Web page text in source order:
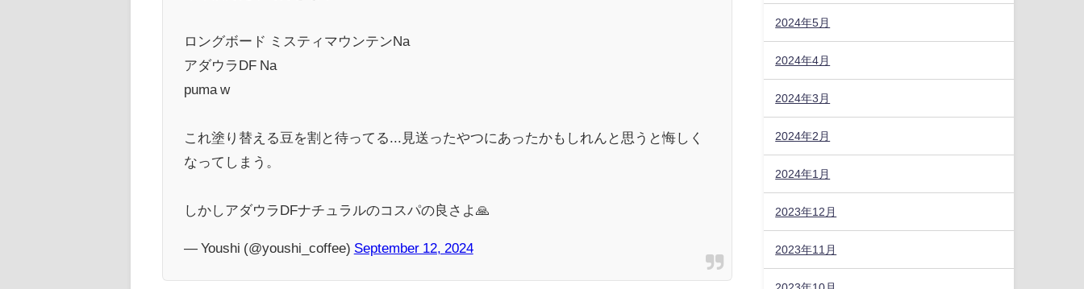
ロングボード ミスティマウンテンNa
アダウラDF Na
puma w
これ塗り替える豆を割と待ってる...見送ったやつにあったかもしれんと思うと悔しく
なってしまう。
しかしアダウラDFナチュラルのコスパの良さよ🙏
— Youshi (@youshi_coffee) September 12, 2024
2024年5月
2024年4月
2024年3月
2024年2月
2024年1月
2023年12月
2023年11月